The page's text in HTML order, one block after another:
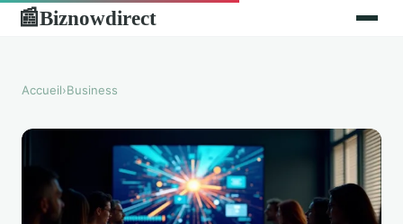
📰Biznowdirect
Accueil›Business